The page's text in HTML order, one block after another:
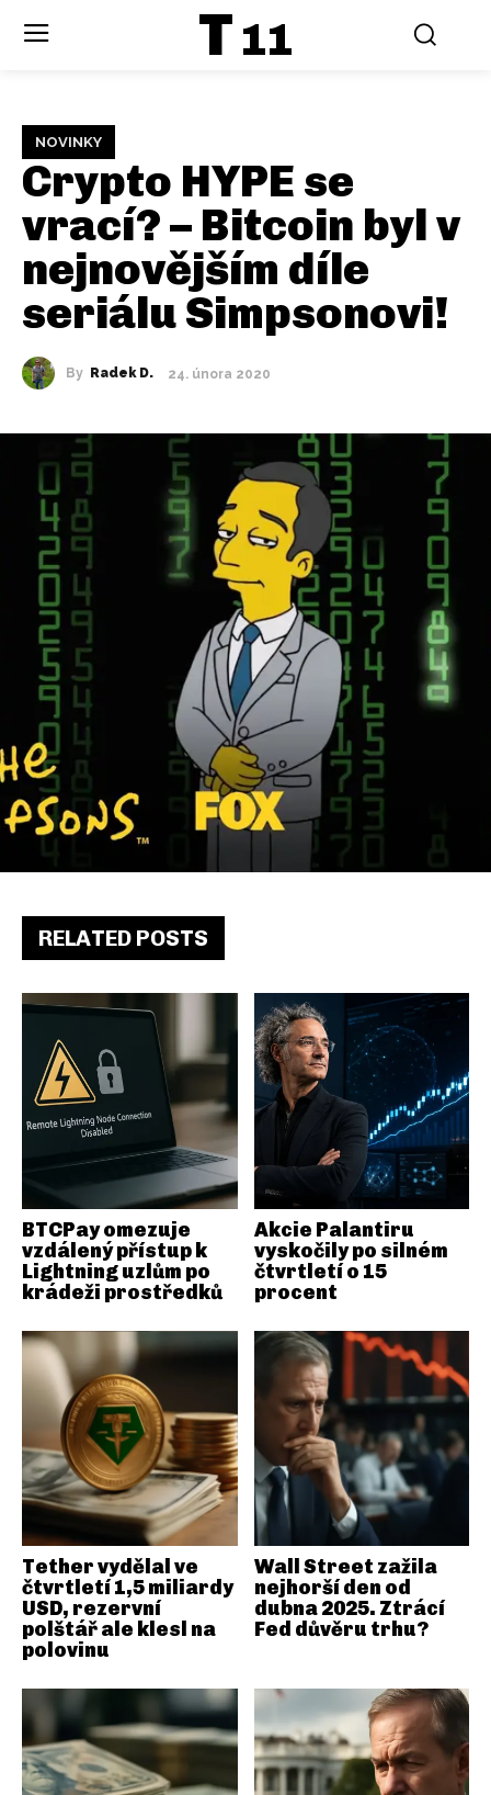
T 11
NOVINKY
Crypto HYPE se
vrací? – Bitcoin byl v
nejnovějším díle
seriálu Simpsonovi!
By Radek D. 24. února 2020
RELATED POSTS
BTCPay omezuje
vzdálený přístup k
Lightning uzlům po
krádeži prostředků
Akcie Palantiru
vyskočily po silném
čtvrtletí o 15
procent
Tether vydělal ve
čtvrtletí 1,5 miliardy
USD, rezervní
polštář ale klesl na
polovinu
Wall Street zažila
nejhorší den od
dubna 2025. Ztrácí
Fed důvěru trhu?